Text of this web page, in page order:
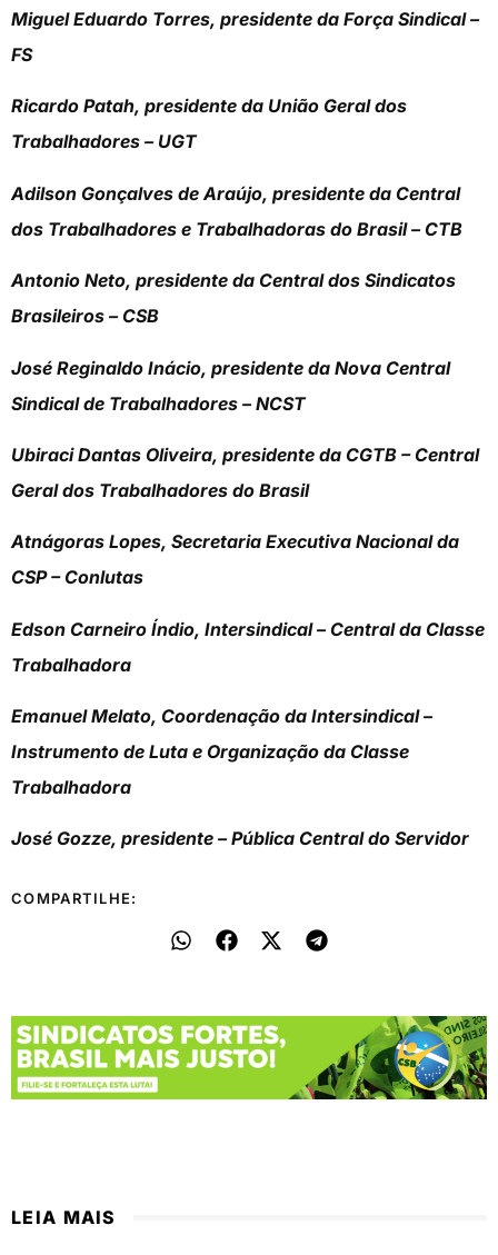
Miguel Eduardo Torres, presidente da Força Sindical –
FS
Ricardo Patah, presidente da União Geral dos
Trabalhadores – UGT
Adilson Gonçalves de Araújo, presidente da Central
dos Trabalhadores e Trabalhadoras do Brasil – CTB
Antonio Neto, presidente da Central dos Sindicatos
Brasileiros – CSB
José Reginaldo Inácio, presidente da Nova Central
Sindical de Trabalhadores – NCST
Ubiraci Dantas Oliveira, presidente da CGTB – Central
Geral dos Trabalhadores do Brasil
Atnágoras Lopes, Secretaria Executiva Nacional da
CSP – Conlutas
Edson Carneiro Índio, Intersindical – Central da Classe
Trabalhadora
Emanuel Melato, Coordenação da Intersindical –
Instrumento de Luta e Organização da Classe
Trabalhadora
José Gozze, presidente – Pública Central do Servidor
COMPARTILHE:
LEIA MAIS